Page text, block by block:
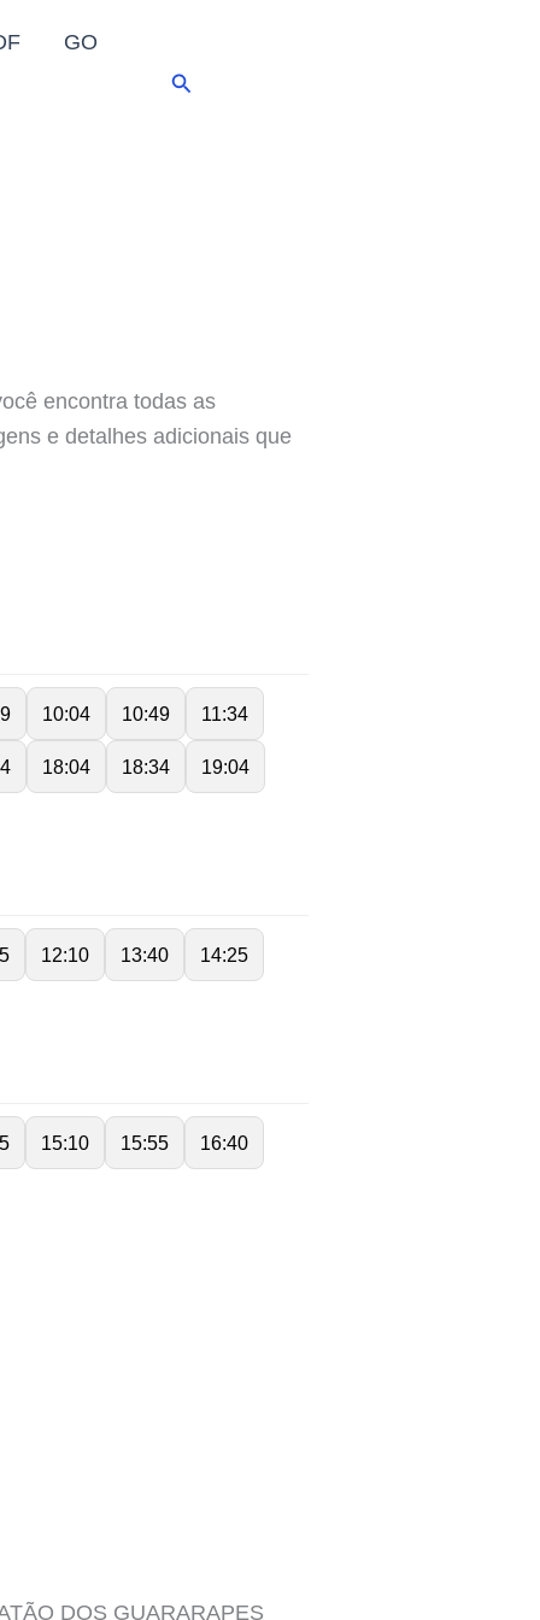
GO
Pesquisar
encontra todas as
e detalhes adicionais que
10:04 10:49 11:34
18:04 18:34 19:04
12:10 13:40 14:25
15:10 15:55 16:40
DOS GUARARAPES